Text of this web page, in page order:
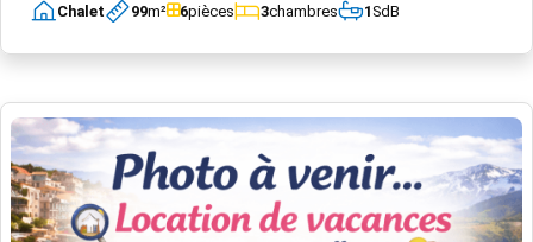
Chalet 99m² 6pièces 3chambres 1SdB